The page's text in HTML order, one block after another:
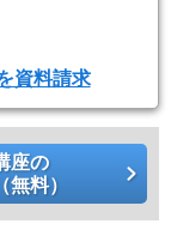
学習を目指しま
HOP講座）
ることが合格への
資料請求
座の
無料）